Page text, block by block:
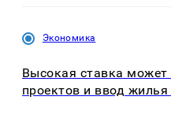
Экономика
Высокая ставка может
проектов и ввод